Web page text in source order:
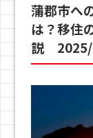
蒲郡市へ
は？移住
説 2025/